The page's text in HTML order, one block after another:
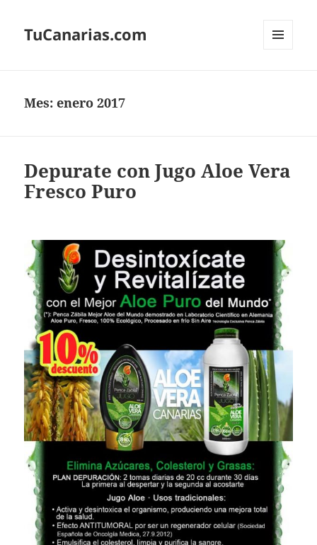
TuCanarias.com
Mes:enero 2017
Depurate con Jugo Aloe Vera
Fresco Puro